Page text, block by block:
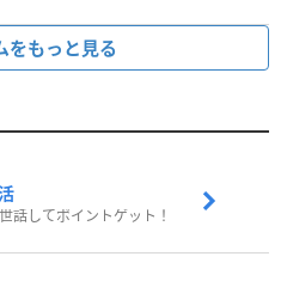
をもっと見る
話してポイントゲット！